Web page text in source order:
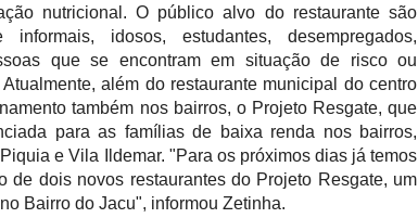
nutricional. O público alvo do restaurante são
informais, idosos, estudantes, desempregados,
que se encontram em situação de risco ou
além do restaurante municipal do centro
também nos bairros, o Projeto Resgate, que
para as famílias de baixa renda nos bairros,
e Vila Ildemar. "Para os próximos dias já temos
de dois novos restaurantes do Projeto Resgate, um
Bairro do Jacu", informou Zetinha.